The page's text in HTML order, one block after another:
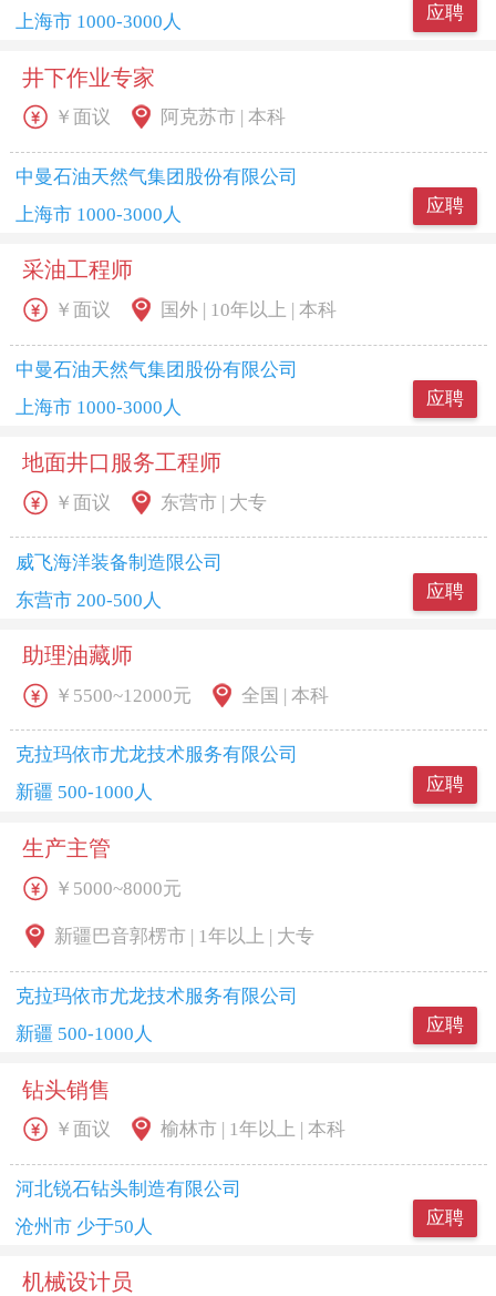
应聘
上海市 1000-3000人
井下作业专家
应聘
￥面议 阿克苏市 | 本科
中曼石油天然气集团股份有限公司
上海市 1000-3000人
采油工程师
应聘
￥面议 国外 | 10年以上 | 本科
中曼石油天然气集团股份有限公司
上海市 1000-3000人
地面井口服务工程师
应聘
￥面议 东营市 | 大专
威飞海洋装备制造限公司
东营市 200-500人
助理油藏师
应聘
￥5500~12000元 全国 | 本科
克拉玛依市尤龙技术服务有限公司
新疆 500-1000人
生产主管
应聘
￥5000~8000元
新疆巴音郭楞市 | 1年以上 | 大专
克拉玛依市尤龙技术服务有限公司
新疆 500-1000人
钻头销售
应聘
￥面议 榆林市 | 1年以上 | 本科
河北锐石钻头制造有限公司
沧州市 少于50人
机械设计员